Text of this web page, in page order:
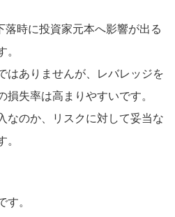
落時に投資家元本へ影響が出る
。
はありませんが、レバレッジを
失率は高まりやすいです。
なのか、リスクに対して妥当な
。
す。